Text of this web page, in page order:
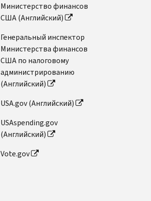
Министерство финансов
США (Английский)
Генеральный инспектор
Министерства финансов
США по налоговому
администрированию
(Английский)
USA.gov (Английский)
USAspending.gov
(Английский)
Vote.gov